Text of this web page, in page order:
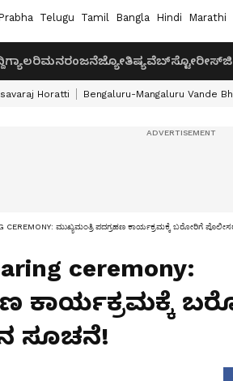
Telugu Tamil Bangla Hindi Marathi
ಗ್ಯಾಲರಿಮನರಂಜನೆಜ್ಯೋತಿಷ್ಯವೆಬ್‌ಸ್ಟೋರೀಸ್
Horatti Bengaluru-Mangaluru Vande
CEREMONY: ಮುಖ್ಯಮಂತ್ರಿ ಪದಗ್ರಹಣ ಕಾರ್ಯಕ್ರಮಕ್ಕೆ ಬರೋರಿಗೆ
ceremony:
ಕಾರ್ಯಕ್ರಮಕ್ಕೆ
ಸೂಚನೆ!